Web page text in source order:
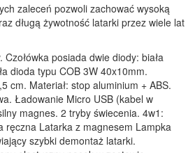
zaleceń pozwoli zachować wysoką
długą żywotność latarki przez wiele lat
posiada dwie diody: biała
dioda typu COB 3W 40x10mm.
cm. Materiał: stop aluminium + ABS.
Ładowanie Micro USB (kabel w
magnes. 2 tryby świecenia. 4w1:
ręczna Latarka z magnesem Lampka
szybki demontaż latarki.